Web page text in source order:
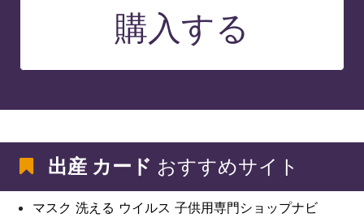
購入する
出産 カード おすすめサイト
マスク 洗える ウイルス 子供用専門ショップナビ